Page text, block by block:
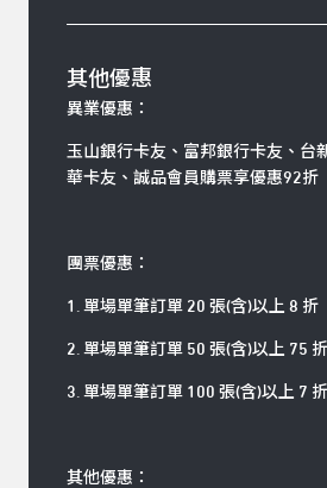
其他優惠
異業優惠：
玉山銀行卡友、富邦銀行卡友、台
華卡友、誠品會員購票享優惠92折
團票優惠：
1. 單場單筆訂單 20 張(含)以上 8 折
2. 單場單筆訂單 50 張(含)以上 75 折
3. 單場單筆訂單 100 張(含)以上 7 折
其他優惠：